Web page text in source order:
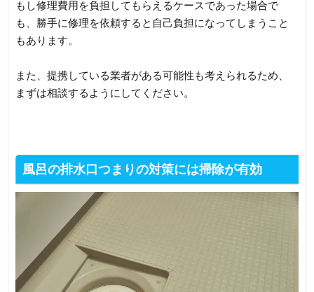
もし修理費用を負担してもらえるケースであった場合で
も、勝手に修理を依頼すると自己負担になってしまうこと
もあります。
また、提携している業者がある可能性も考えられるため、
まずは相談するようにしてください。
風呂の排水口つまりの対策には掃除が有効